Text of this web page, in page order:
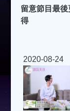
留意節目最
得
2020-08-24